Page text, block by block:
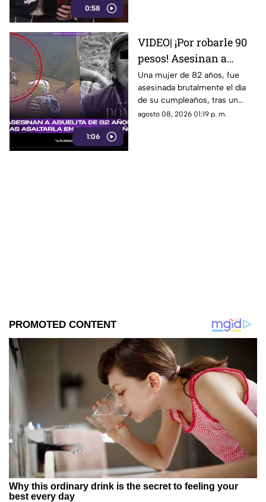
0:58
1:06
VIDEO| ¡Por robarle 90
pesos! Asesinan a
abuelita de 82 años tras
asaltarla en su
cumpleaños
Una mujer de 82 años, fue
asesinada brutalmente el día
de su cumpleaños, tras un
asalto por solo 90 pesos.
agosto 08, 2026 01:19 p. m.